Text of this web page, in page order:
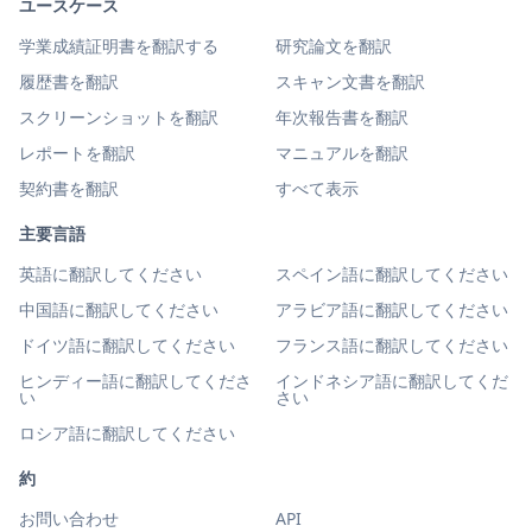
ユースケース
学業成績証明書を翻訳する
研究論文を翻訳
履歴書を翻訳
スキャン文書を翻訳
スクリーンショットを翻訳
年次報告書を翻訳
レポートを翻訳
マニュアルを翻訳
契約書を翻訳
すべて表示
主要言語
英語に翻訳してください
スペイン語に翻訳してください
中国語に翻訳してください
アラビア語に翻訳してください
ドイツ語に翻訳してください
フランス語に翻訳してください
ヒンディー語に翻訳してくださ
い
インドネシア語に翻訳してくだ
さい
ロシア語に翻訳してください
約
お問い合わせ
API